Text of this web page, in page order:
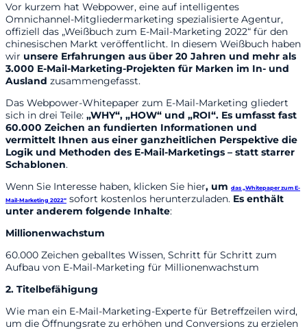
Vor kurzem hat Webpower, eine auf intelligentes
Omnichannel-Mitgliedermarketing spezialisierte Agentur,
offiziell das „Weißbuch zum E-Mail-Marketing 2022“ für den
chinesischen Markt veröffentlicht. In diesem Weißbuch haben
wir unsere Erfahrungen aus über 20 Jahren und mehr als
3.000 E-Mail-Marketing-Projekten für Marken im In- und
Ausland zusammengefasst.
Das Webpower-Whitepaper zum E-Mail-Marketing gliedert
sich in drei Teile: „WHY“, „HOW“ und „ROI“. Es umfasst fast
60.000 Zeichen an fundierten Informationen und
vermittelt Ihnen aus einer ganzheitlichen Perspektive die
Logik und Methoden des E-Mail-Marketings – statt starrer
Schablonen.
Wenn Sie Interesse haben, klicken Sie hier, um das „Whitepaper zum E-
Mail-Marketing 2022“ sofort kostenlos herunterzuladen. Es enthält
unter anderem folgende Inhalte:
Millionenwachstum
60.000 Zeichen geballtes Wissen, Schritt für Schritt zum
Aufbau von E-Mail-Marketing für Millionenwachstum
2. Titelbefähigung
Wie man ein E-Mail-Marketing-Experte für Betreffzeilen wird,
um die Öffnungsrate zu erhöhen und Conversions zu erzielen